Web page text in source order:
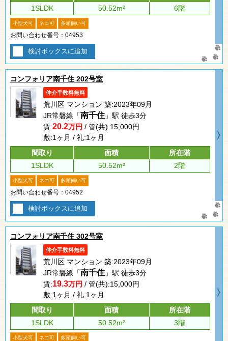
1SLDK
50.52m² 6階
小型犬可 ネコ可 多頭飼い可
お問い合わせ番号：04953
検討ボックスに追加
コンフォリア南千住 202号室
仲介手数料無料
荒川区 マンション 築:2023年09月
JR常磐線「南千住 」駅 徒歩3分
賃:20.2万円 / 管(共):15,000円
敷:1ヶ月 / 礼:1ヶ月
間取り
面積
所在階
1SLDK
50.52m² 2階
小型犬可 ネコ可 多頭飼い可
お問い合わせ番号：04952
検討ボックスに追加
コンフォリア南千住 302号室
仲介手数料無料
荒川区 マンション 築:2023年09月
JR常磐線「南千住 」駅 徒歩3分
賃:19.3万円 / 管(共):15,000円
敷:1ヶ月 / 礼:1ヶ月
間取り
面積
所在階
1SLDK
50.52m² 3階
小型犬可 ネコ可 多頭飼い可